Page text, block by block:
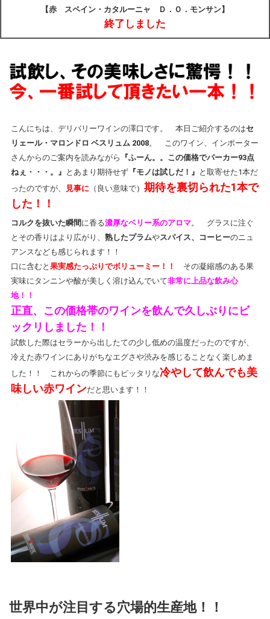
【赤 スペイン・カタルーニャ Ｄ．Ｏ．モンサン】
終了しました
こんにちは、デリバリーワインの澤口です。 本日ご紹介するのはセ
リェール・マロンドロ ベスリュム 2008。 このワイン、インポーター
さんからのご案内を読みながら
『ふーん。。この価格でパーカー93点
ねぇ・・・。』 とあまり期待せず 『モノは試しだ！』 と取寄せた1本だ
ったのですが、
見事に （良い意味で） 期待を裏切られた1本で
した！！
コルクを抜いた瞬間 に香る濃厚なベリー系のアロマ。 グラスに注ぐ
とその香りはより広がり、 熟したプラムやスパイス、コーヒーのニュ
アンスなども感じられます！！
口に含むと 果実感たっぷりでボリューミー！！ その凝縮感のある果
実味にタンニンや酸が美しく溶け込んでいて非常に上品な飲み心
地！！
正直、この価格帯のワインを飲んで久しぶりにビ
ックリしました！！
試飲した際はセラーから出したての少し低めの温度だったのですが、
冷えた赤ワインにありがちなエグさや渋みを感じることなく楽しめま
した！！ これからの季節にもピッタリな冷やして飲んでも美
味しい赤ワインだと思います！！
世界中が注目する穴場的生産地！！